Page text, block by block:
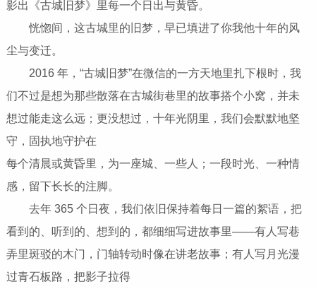
影出《古城旧梦》里每一个日出与黄昏。
恍惚间，这古城里的旧梦，早已填进了你我他十年的风
尘与变迁。
2016 年，“古城旧梦”在微信的一方天地里扎下根时，我
们不过是想为那些散落在古城街巷里的故事搭个小窝，并未
想过能走这么远；更没想过，十年光阴里，我们会默默地坚
守，固执地守护在
每个清晨或黄昏里，为一座城、一些人；一段时光、一种情
感，留下长长的注脚。
去年 365 个日夜，我们依旧保持着每日一篇的絮语，把
看到的、听到的、想到的，都细细写进故事里——有人写巷
弄里斑驳的木门，门轴转动时像在讲老故事；有人写月光漫
过青石板路，把影子拉得